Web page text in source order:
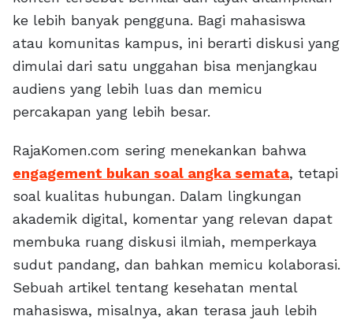
ke lebih banyak pengguna. Bagi mahasiswa
atau komunitas kampus, ini berarti diskusi yang
dimulai dari satu unggahan bisa menjangkau
audiens yang lebih luas dan memicu
percakapan yang lebih besar.
RajaKomen.com sering menekankan bahwa
engagement bukan soal angka semata, tetapi
soal kualitas hubungan. Dalam lingkungan
akademik digital, komentar yang relevan dapat
membuka ruang diskusi ilmiah, memperkaya
sudut pandang, dan bahkan memicu kolaborasi.
Sebuah artikel tentang kesehatan mental
mahasiswa, misalnya, akan terasa jauh lebih